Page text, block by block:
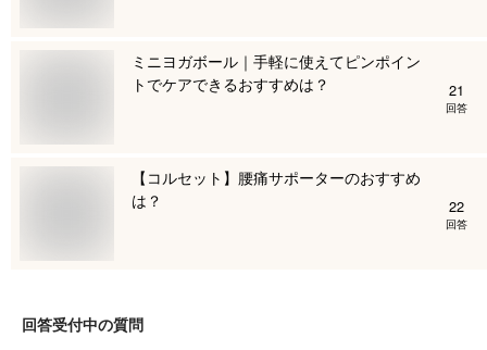
ミニヨガボール｜手軽に使えてピンポイン
トでケアできるおすすめは？
21
回答
【コルセット】腰痛サポーターのおすすめ
は？
22
回答
回答受付中の質問